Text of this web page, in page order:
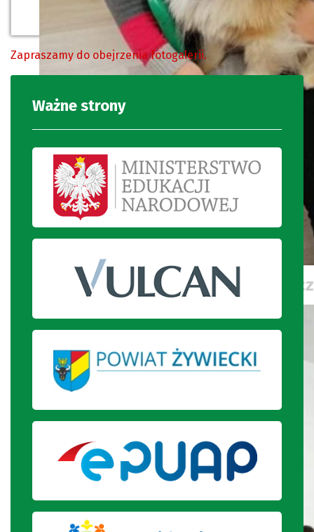
Uczennica trzyma psa
Zapraszamy do obejrzenia fotogalerii.
Ważne strony